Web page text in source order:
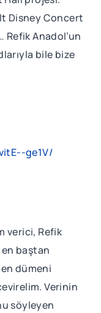
Disney Concert
Anadol’un
bile bize
ge1V/
verici, Refik
baştan
dümeni
Verinin
söyleyen